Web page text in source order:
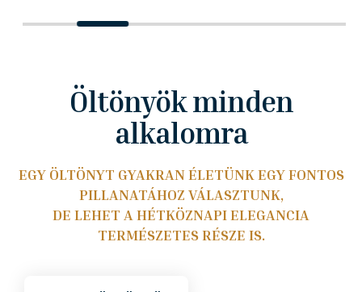
Öltönyök minden
alkalomra
EGY ÖLTÖNYT GYAKRAN ÉLETÜNK EGY FONTOS
PILLANATÁHOZ VÁLASZTUNK,
DE LEHET A HÉTKÖZNAPI ELEGANCIA
TERMÉSZETES RÉSZE IS.